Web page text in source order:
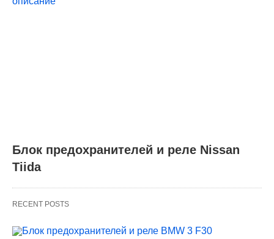
Блок предохранителей и реле Nissan
Tiida
RECENT POSTS